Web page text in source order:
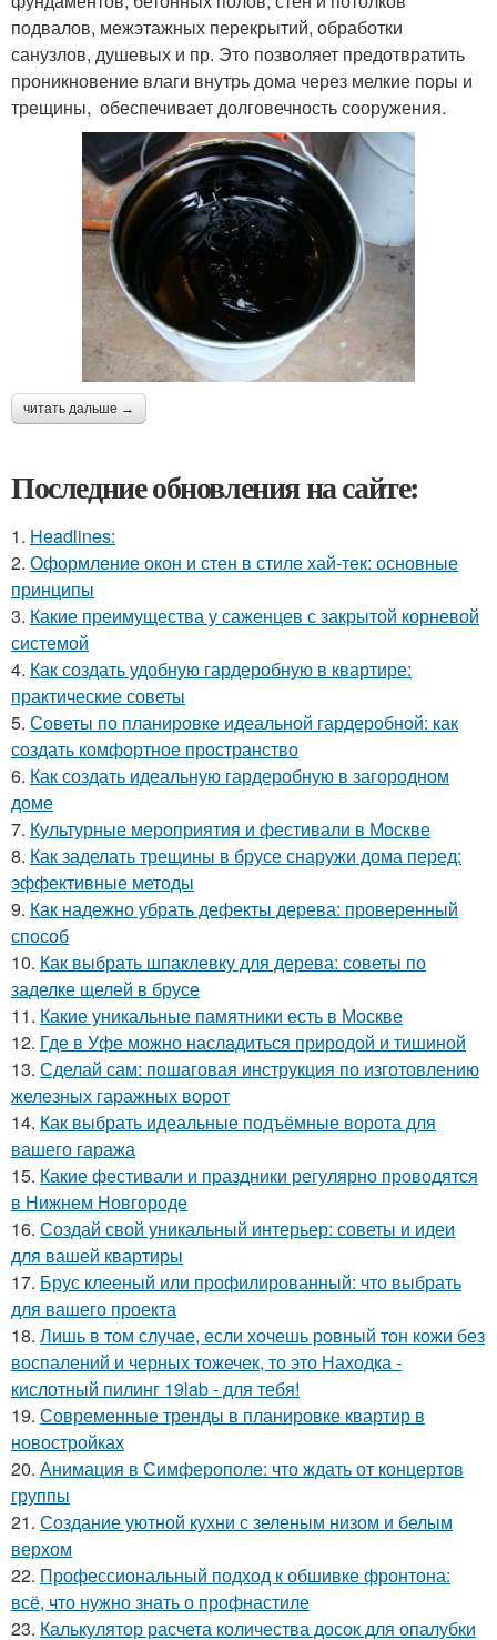
подвалов, межэтажных перекрытий, обработки
санузлов, душевых и пр. Это позволяет предотвратить
проникновение влаги внутрь дома через мелкие поры и
трещины, обеспечивает долговечность сооружения.
читать дальше →
Последние обновления на сайте:
1. Headlines:
2. Оформление окон и стен в стиле хай-тек: основные
принципы
3. Какие преимущества у саженцев с закрытой корневой
системой
4. Как создать удобную гардеробную в квартире:
практические советы
5. Советы по планировке идеальной гардеробной: как
создать комфортное пространство
6. Как создать идеальную гардеробную в загородном
доме
7. Культурные мероприятия и фестивали в Москве
8. Как заделать трещины в брусе снаружи дома перед:
эффективные методы
9. Как надежно убрать дефекты дерева: проверенный
способ
10. Как выбрать шпаклевку для дерева: советы по
заделке щелей в брусе
11. Какие уникальные памятники есть в Москве
12. Где в Уфе можно насладиться природой и тишиной
13. Сделай сам: пошаговая инструкция по изготовлению
железных гаражных ворот
14. Как выбрать идеальные подъёмные ворота для
вашего гаража
15. Какие фестивали и праздники регулярно проводятся
в Нижнем Новгороде
16. Создай свой уникальный интерьер: советы и идеи
для вашей квартиры
17. Брус клееный или профилированный: что выбрать
для вашего проекта
18. Лишь в том случае, если хочешь ровный тон кожи без
воспалений и черных тожечек, то это Находка -
кислотный пилинг 19lab - для тебя!
19. Современные тренды в планировке квартир в
новостройках
20. Анимация в Симферополе: что ждать от концертов
группы
21. Создание уютной кухни с зеленым низом и белым
верхом
22. Профессиональный подход к обшивке фронтона:
всё, что нужно знать о профнастиле
23. Калькулятор расчета количества досок для опалубки